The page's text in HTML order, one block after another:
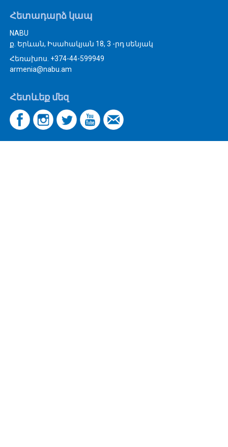
Հետադարձ կապ
NABU
ք. Երևան, Իսահակյան 18, 3 -րդ սենյակ
Հեռախոս. +374-44-599949
armenia@nabu.am
Հետևեք մեզ